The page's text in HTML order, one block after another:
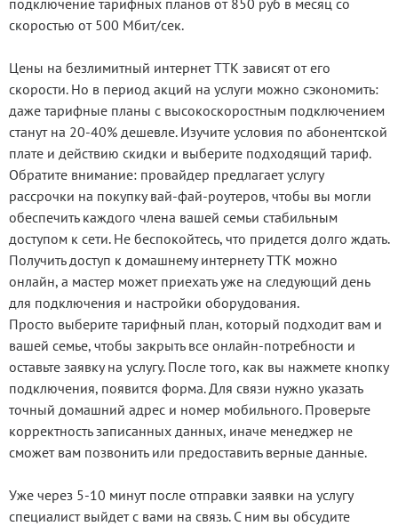
подключение тарифных планов от 850 руб в месяц со
скоростью от 500 Мбит/сек.
Цены на безлимитный интернет ТТК зависят от его
скорости. Но в период акций на услуги можно сэкономить:
даже тарифные планы с высокоскоростным подключением
станут на 20-40% дешевле. Изучите условия по абонентской
плате и действию скидки и выберите подходящий тариф.
Обратите внимание: провайдер предлагает услугу
рассрочки на покупку вай-фай-роутеров, чтобы вы могли
обеспечить каждого члена вашей семьи стабильным
доступом к сети. Не беспокойтесь, что придется долго ждать.
Получить доступ к домашнему интернету ТТК можно
онлайн, а мастер может приехать уже на следующий день
для подключения и настройки оборудования.
Просто выберите тарифный план, который подходит вам и
вашей семье, чтобы закрыть все онлайн-потребности и
оставьте заявку на услугу. После того, как вы нажмете кнопку
подключения, появится форма. Для связи нужно указать
точный домашний адрес и номер мобильного. Проверьте
корректность записанных данных, иначе менеджер не
сможет вам позвонить или предоставить верные данные.
Уже через 5-10 минут после отправки заявки на услугу
специалист выйдет с вами на связь. С ним вы обсудите